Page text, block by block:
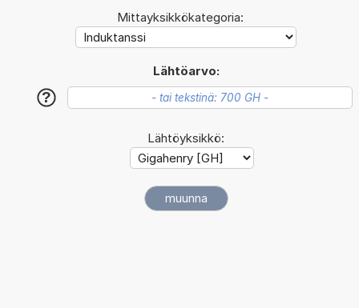
Mittayksikkökategoria:
Lähtöarvo:
?
Lähtöyksikkö: